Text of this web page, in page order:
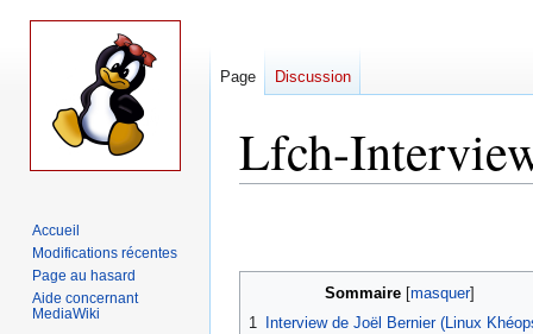
Lfch-
la
la
Sommaire
1
Interview de Joël Bernier (Linux
Page Discussion
Accueil
Modifications récentes
Page au hasard
Aide concernant
MediaWiki